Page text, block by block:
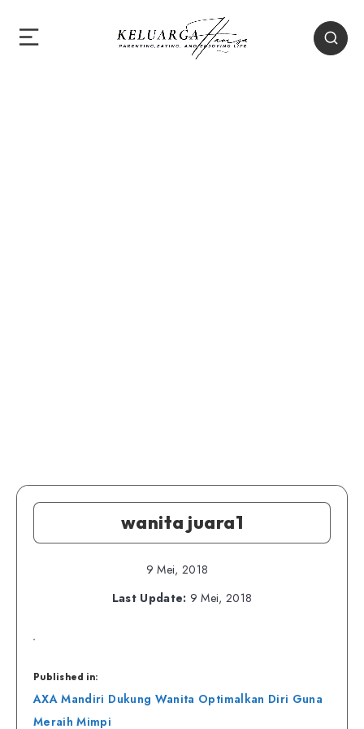
wanita juara1
9 Mei, 2018
Last Update: 9 Mei, 2018
Published in:
Navigasi
pos
AXA Mandiri Dukung Wanita Optimalkan Diri Guna
Meraih Mimpi